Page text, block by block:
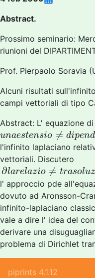
Abstract.
Prossimo seminario:
riunioni del
Prof. Pierpaolo Soravia
Alcuni risultati
campi vettoriali di tipo
Abstract: L' equazione
unaestensio ≠ dipend
unaestensio ≠ dipend
l'infinito laplaciano
vettoriali. Discutero
∂larelazio ≠ trasoluz
∂larelazio ≠ tr aso luzi
l' approccio pde
dovuto ad Aronsson-
infinito-laplaciano
vale a dire l' idea del
derivare una
problema di Dirichlet
piprints 4.1.12